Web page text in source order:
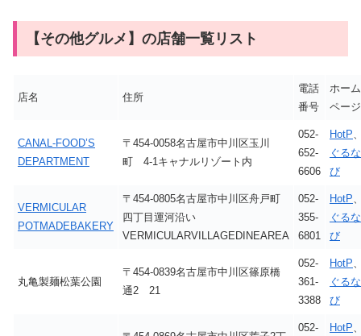
【その他グルメ】の店舗一覧リスト
店名 住所
電話
番号
ホーム
ページ
CANAL-FOOD’S
DEPARTMENT
〒454-0058名古屋市中川区玉川
町 4-1キャナルリゾート内
052-
652-
6606
HotP
ぐるな
び
VERMICULAR
POTMADEBAKERY
〒454-0805名古屋市中川区舟戸町
四丁目運河沿い
VERMICULARVILLAGEDINEAREA
052-
355-
6801
HotP
ぐるな
び
丸亀製麺松葉公園
〒454-0839名古屋市中川区篠原橋
通2 21
052-
361-
3388
HotP
ぐるな
び
052- HotP